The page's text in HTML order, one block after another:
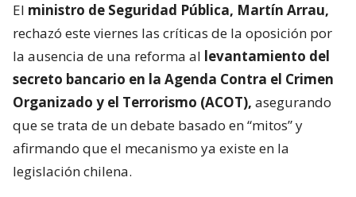
El ministro de Seguridad Pública, Martín Arrau,
rechazó este viernes las críticas de la oposición por
la ausencia de una reforma al levantamiento del
secreto bancario en la Agenda Contra el Crimen
Organizado y el Terrorismo (ACOT), asegurando
que se trata de un debate basado en “mitos” y
afirmando que el mecanismo ya existe en la
legislación chilena.